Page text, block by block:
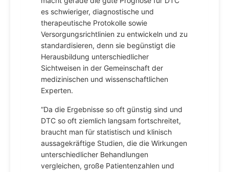
es schwieriger, diagnostische und
therapeutische Protokolle sowie
Versorgungsrichtlinien zu entwickeln und zu
standardisieren, denn sie begünstigt die
Herausbildung unterschiedlicher
Sichtweisen in der Gemeinschaft der
medizinischen und wissenschaftlichen
Experten.
“Da die Ergebnisse so oft günstig sind und
DTC so oft ziemlich langsam fortschreitet,
braucht man für statistisch und klinisch
aussagekräftige Studien, die die Wirkungen
unterschiedlicher Behandlungen
vergleichen, große Patientenzahlen und